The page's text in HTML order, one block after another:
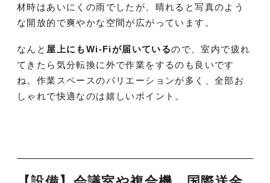
材時はあいにくの雨でしたが、晴れると写真のよう
な開放的で爽やかな空間が広がっています。
なんと 屋上にもWi-Fiが届いているので、室内で疲れ
てきたら気分転換に外で作業をするのも良いです
ね。作業スペースのバリエーションが多く、全部お
しゃれで快適なのは嬉しいポイント。